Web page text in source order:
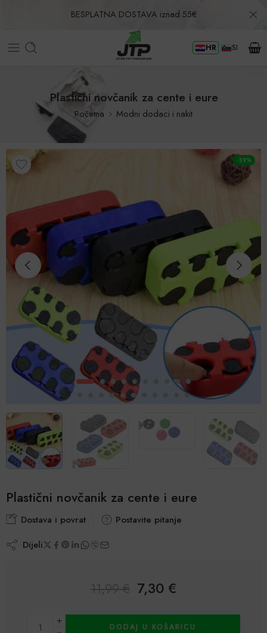
BESPLATNA DOSTAVA iznad 55€
Povrat u roku od 30 dana! HR SI
Plastični novčanik za cente i eure
Početna Modni dodaci i nakit
-39%
Plastični novčanik za cente i eure
Dostava i povrat Postavite pitanje
Dijeli
11,99 7,30 €
DODAJ U KOŠARICU
Alternative: